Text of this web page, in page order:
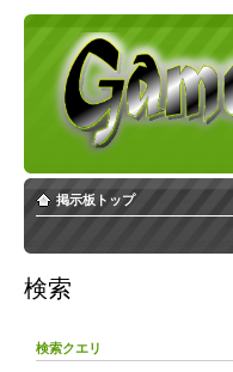
掲示板トップ
検索
検索クエリ